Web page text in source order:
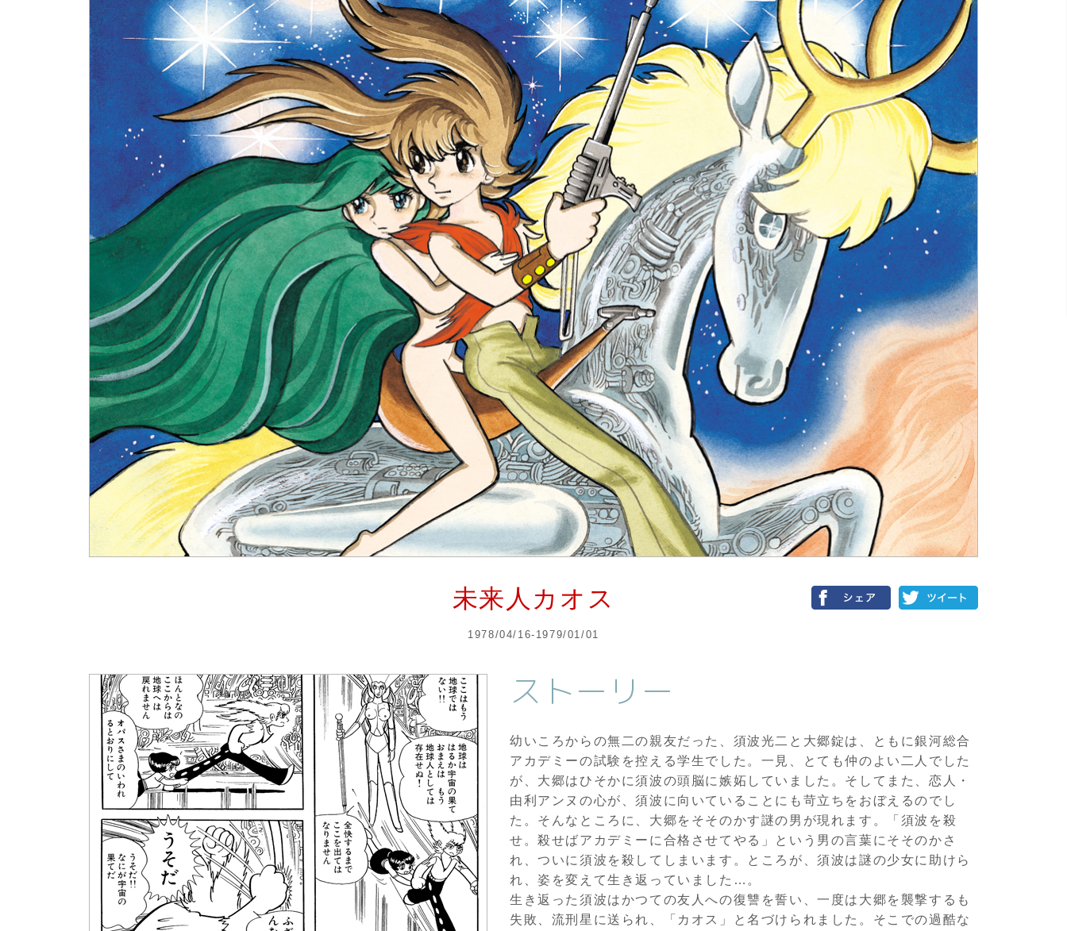
未来人カオス
1978/04/16-1979/01/01
ストーリー
幼いころからの無二の親友だった、須波光二と大郷錠は、ともに銀河総合
アカデミーの試験を控える学生でした。一見、とても仲のよい二人でした
が、大郷はひそかに須波の頭脳に嫉妬していました。そしてまた、恋人・
由利アンヌの心が、須波に向いていることにも苛立ちをおぼえるのでし
た。そんなところに、大郷をそそのかす謎の男が現れます。「須波を殺
せ。殺せばアカデミーに合格させてやる」という男の言葉にそそのかさ
れ、ついに須波を殺してしまいます。ところが、須波は謎の少女に助けら
れ、姿を変えて生き返っていました…。
生き返った須波はかつての友人への復讐を誓い、一度は大郷を襲撃するも
失敗、流刑星に送られ、「カオス」と名づけられました。そこでの過酷な